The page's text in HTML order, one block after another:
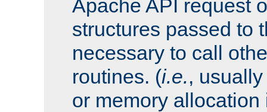
Apache API request
structures passed to
necessary to call
routines. (i.e.,
or memory